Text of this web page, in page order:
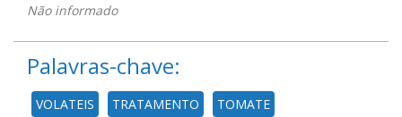
Não informado
Palavras-chave:
VOLATEIS TRATAMENTO TOMATE